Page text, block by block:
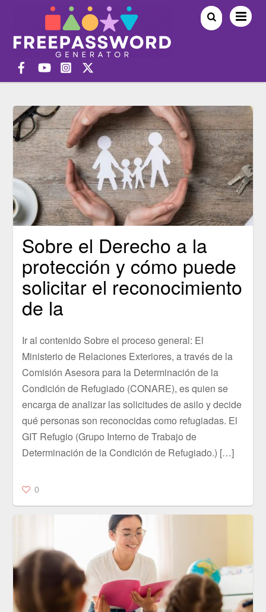
Sobre el Derecho a la
protección y cómo puede
solicitar el reconocimiento
de la
Ir al contenido Sobre el proceso general: El
Ministerio de Relaciones Exteriores, a través de la
Comisión Asesora para la Determinación de la
Condición de Refugiado (CONARE), es quien se
encarga de analizar las solicitudes de asilo y decide
qué personas son reconocidas como refugiadas. El
GIT Refugio (Grupo Interno de Trabajo de
Determinación de la Condición de Refugiado.) […]
0